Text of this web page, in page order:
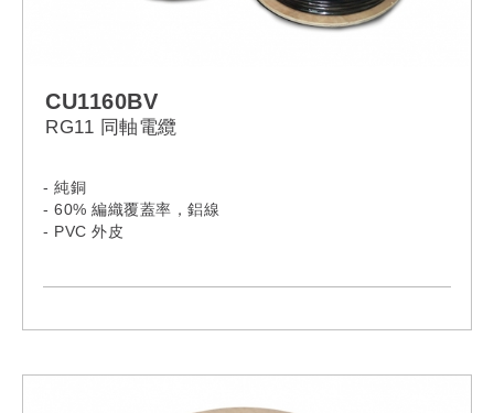
CU1160BV
RG11 同軸電纜
- 純銅
- 60% 編織覆蓋率，鋁線
- PVC 外皮